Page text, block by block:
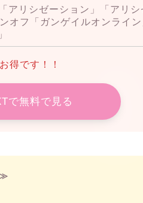
アリシゼーション」「アリシ
オフ「ガンゲイルオンライ
得です！！
で無料で見る
≫